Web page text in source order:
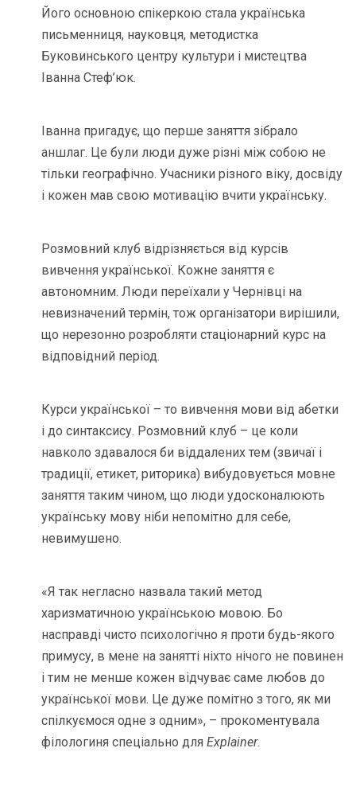
Його основною спікеркою стала українська
письменниця, науковця, методистка
Буковинського центру культури і мистецтва
Іванна Стеф’юк.
Іванна пригадує, що перше заняття зібрало
аншлаг. Це були люди дуже різні між собою не
тільки географічно. Учасники різного віку, досвіду
і кожен мав свою мотивацію вчити українську.
Розмовний клуб відрізняється від курсів
вивчення української. Кожне заняття є
автономним. Люди переїхали у Чернівці на
невизначений термін, тож організатори вирішили,
що нерезонно розробляти стаціонарний курс на
відповідний період.
Курси української – то вивчення мови від абетки
і до синтаксису. Розмовний клуб – це коли
навколо здавалося би віддалених тем (звичаї і
традиції, етикет, риторика) вибудовується мовне
заняття таким чином, що люди удосконалюють
українську мову ніби непомітно для себе,
невимушено.
«Я так негласно назвала такий метод
харизматичною українською мовою. Бо
насправді чисто психологічно я проти будь-якого
примусу, в мене на занятті ніхто нічого не повинен
і тим не менше кожен відчуває саме любов до
української мови. Це дуже помітно з того, як ми
спілкуємося одне з одним», – прокоментувала
філологиня спеціально дляExplainer.